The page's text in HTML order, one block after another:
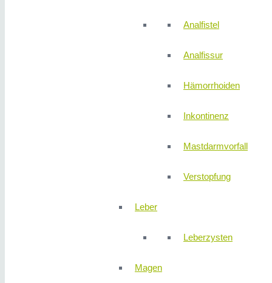
Analfistel
Analfissur
Hämorrhoiden
Inkontinenz
Mastdarmvorfall
Verstopfung
Leber
Leberzysten
Magen